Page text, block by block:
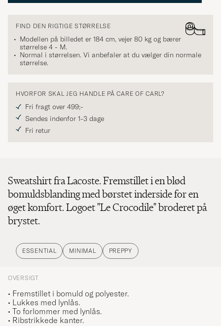
FIND DEN RIGTIGE STØRRELSE
Modellen på billedet er 184 cm, vejer 80 kg og bærer
størrelse 4 - M.
Normal i størrelsen. Vi anbefaler at du vælger din normale
størrelse.
HVORFOR SKAL JEG HANDLE PÅ CARE OF CARL?
Fri fragt over 499;-
Sendes indenfor 1-3 dage
Fri retur
Sweatshirt fra Lacoste. Fremstillet i en blød
bomuldsblanding med børstet inderside for en
øget komfort. Logoet "Le Crocodile" broderet på
brystet.
ESSENTIAL MINIMAL PREPPY
OVERSIGT
• Fremstillet i bomuld og polyester.
• Lukkes med lynlås.
• To forlommer med lynlås.
• Ribstrikkede kanter.